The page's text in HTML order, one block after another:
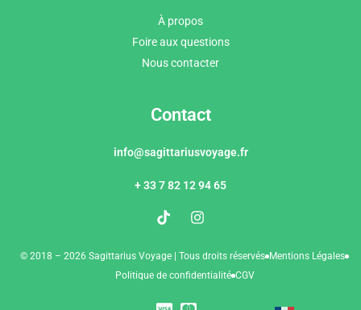
À propos
Foire aux questions
Nous contacter
Contact
info@sagittariusvoyage.fr
+ 33 7 82 12 94 65
© 2018 – 2026 Sagittarius Voyage | Tous droits réservés Mentions Légales
Politique de confidentialité CGV